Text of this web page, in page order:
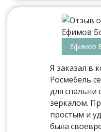
Ефимов
Я заказал в
Росмебель
для спальни
зеркалом.
простым и
была